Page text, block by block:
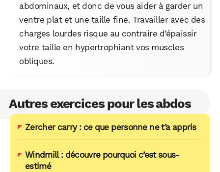
abdominaux, et donc de vous aider à garder un
ventre plat et une taille fine. Travailler avec des
charges lourdes risque au contraire d’épaissir
votre taille en hypertrophiant vos muscles
obliques.
Autres exercices pour les abdos
Zercher carry : ce que personne ne t’a appris
Windmill : découvre pourquoi c’est sous-
estimé